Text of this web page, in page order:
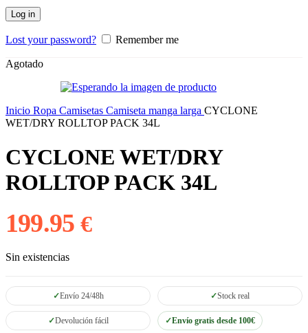
Log in
Lost your password? Remember me
Agotado
Inicio Ropa Camisetas Camiseta manga larga CYCLONE
WET/DRY ROLLTOP PACK 34L
CYCLONE WET/DRY
ROLLTOP PACK 34L
199.95€
Sin existencias
Envío 24/48h Stock real
Devolución fácil Envío gratis desde 100€